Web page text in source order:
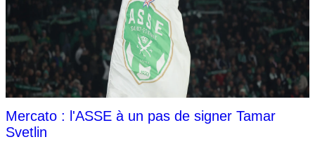
Mercato : l'ASSE à un pas de signer Tamar
Svetlin